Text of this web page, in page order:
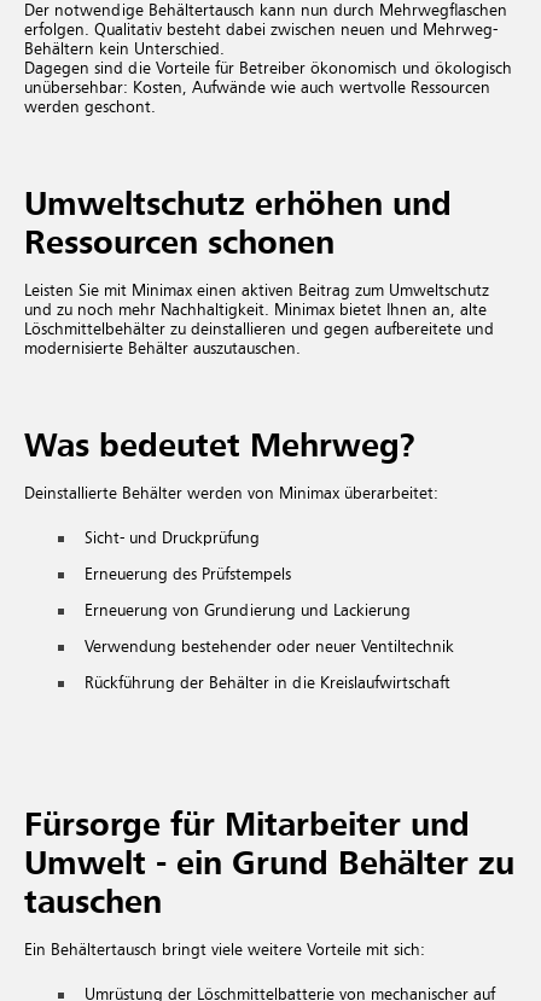
Der notwendige Behältertausch kann nun durch Mehrwegflaschen
erfolgen. Qualitativ besteht dabei zwischen neuen und Mehrweg-
Behältern kein Unterschied.
Dagegen sind die Vorteile für Betreiber ökonomisch und ökologisch
unübersehbar: Kosten, Aufwände wie auch wertvolle Ressourcen
werden geschont.
Umweltschutz erhöhen und
Ressourcen schonen
Leisten Sie mit Minimax einen aktiven Beitrag zum Umweltschutz
und zu noch mehr Nachhaltigkeit. Minimax bietet Ihnen an, alte
Löschmittelbehälter zu deinstallieren und gegen aufbereitete und
modernisierte Behälter auszutauschen.
Was bedeutet Mehrweg?
Deinstallierte Behälter werden von Minimax überarbeitet:
Sicht- und Druckprüfung
Erneuerung des Prüfstempels
Erneuerung von Grundierung und Lackierung
Verwendung bestehender oder neuer Ventiltechnik
Rückführung der Behälter in die Kreislaufwirtschaft
Fürsorge für Mitarbeiter und
Umwelt - ein Grund Behälter zu
tauschen
Ein Behältertausch bringt viele weitere Vorteile mit sich:
Umrüstung der Löschmittelbatterie von mechanischer auf